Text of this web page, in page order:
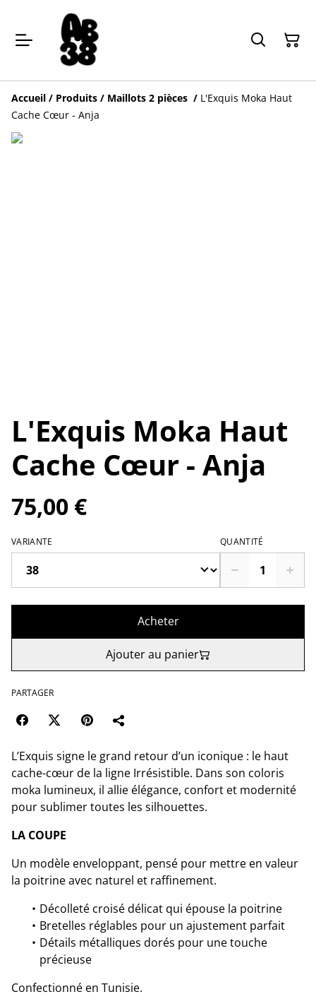
Accueil / Produits / Maillots 2 pièces / L'Exquis Moka Haut
Cache Cœur - Anja
L'Exquis Moka Haut
Cache Cœur - Anja
75,00 €
VARIANTE QUANTITÉ
Acheter
Ajouter au panier
PARTAGER
L’Exquis signe le grand retour d’un iconique : le haut
cache-cœur de la ligne Irrésistible. Dans son coloris
moka lumineux, il allie élégance, confort et modernité
pour sublimer toutes les silhouettes.
LA COUPE
Un modèle enveloppant, pensé pour mettre en valeur
la poitrine avec naturel et raffinement.
Décolleté croisé délicat qui épouse la poitrine
Bretelles réglables pour un ajustement parfait
Détails métalliques dorés pour une touche
précieuse
Confectionné en Tunisie.